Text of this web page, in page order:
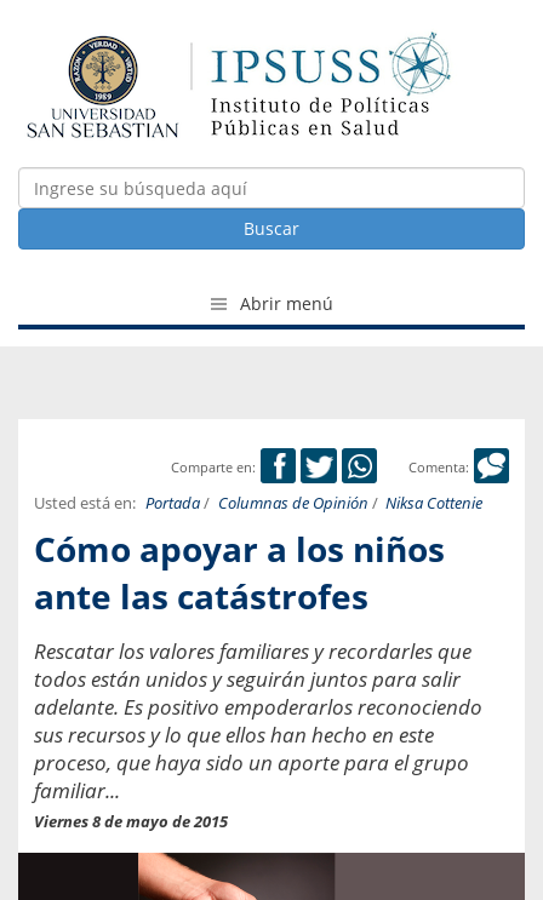
Buscar
Abrir menú
Comparte en: Comenta:
Usted está en: Portada/ Columnas de Opinión / Niksa Cottenie
Cómo apoyar a los niños
ante las catástrofes
Rescatar los valores familiares y recordarles que
todos están unidos y seguirán juntos para salir
adelante. Es positivo empoderarlos reconociendo
sus recursos y lo que ellos han hecho en este
proceso, que haya sido un aporte para el grupo
familiar...
Viernes 8 de mayo de 2015